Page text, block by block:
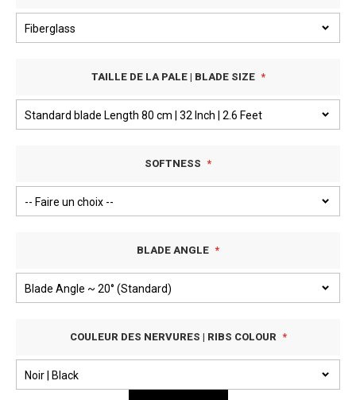
TAILLE DE LA PALE | BLADE SIZE
SOFTNESS
BLADE ANGLE
COULEUR DES NERVURES | RIBS COLOUR